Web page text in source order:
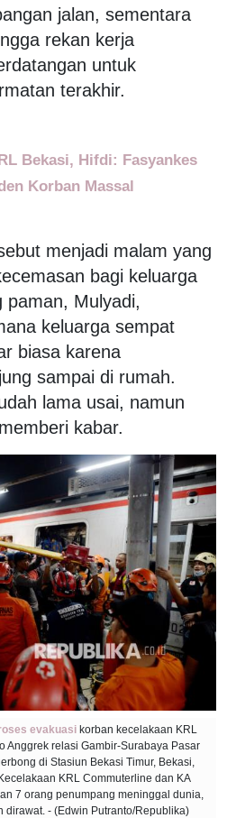
jalan, sementara
rekan kerja
untuk
terakhir.
Bekasi, Hifdi: Fasyankes
Korban Massal
menjadi malam yang
bagi keluarga
paman, Mulyadi,
keluarga sempat
biasa karena
sampai di rumah.
lama usai, namun
kabar.
evakuasi korban kecelakaan KRL
Anggrek relasi Gambir-Surabaya Pasar
di Stasiun Bekasi Timur, Bekasi,
KRL Commuterline dan KA
7 orang penumpang meninggal dunia,
- (Edwin Putranto/Republika)